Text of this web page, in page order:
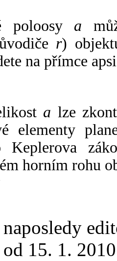
poloosy a
r)
na přímce
a lze
elementy
Keplerova
horním rohu
15. 1.